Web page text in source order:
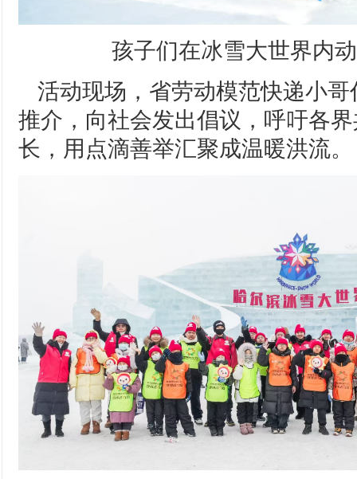
孩子们在冰雪大世界内
活动现场，省劳动模范快递小
推介，向社会发出倡议，呼吁各
长，用点滴善举汇聚成温暖洪流。